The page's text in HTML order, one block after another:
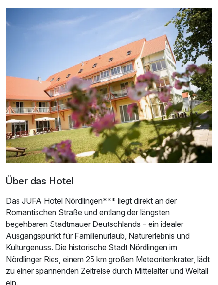
Über das Hotel
Das JUFA Hotel Nördlingen*** liegt direkt an der
Romantischen Straße und entlang der längsten
begehbaren Stadtmauer Deutschlands – ein idealer
Ausgangspunkt für Familienurlaub, Naturerlebnis und
Kulturgenuss. Die historische Stadt Nördlingen im
Nördlinger Ries, einem 25 km großen Meteoritenkrater, lädt
zu einer spannenden Zeitreise durch Mittelalter und Weltall
ein.